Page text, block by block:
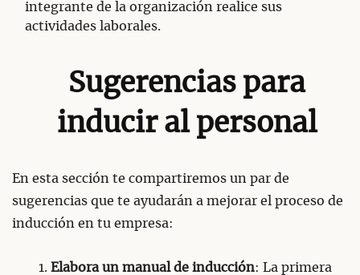
integrante de la organización realice sus
actividades laborales.
Sugerencias para
inducir al personal
En esta sección te compartiremos un par de
sugerencias que te ayudarán a mejorar el proceso de
inducción en tu empresa:
Elabora un manual de inducción: La primera